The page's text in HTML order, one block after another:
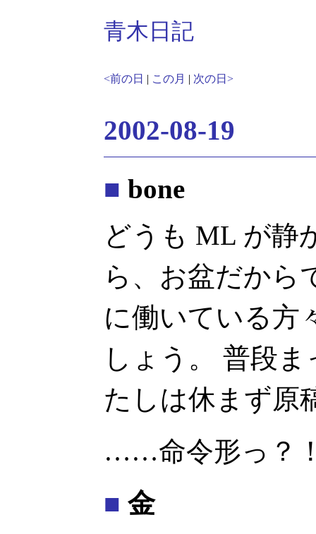
青木日記
<前の日 | この月 | 次の日>
2002-08-19
■ bone
どうも ML が静
ら、お盆だから
に働いている方
しょう。 普段
たしは休まず原
……命令形っ？
■ 金